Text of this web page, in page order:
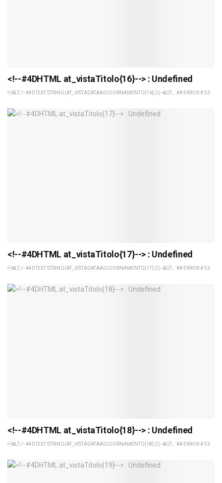
<!--#4DHTML at_vistaTitolo{16}--> : Undefined
&LT;!--#4DTEXT STRING(AT_VISTADATAAGGIORNAMENTO{16};2)--&GT; : ## ERROR # 53
<!--#4DHTML at_vistaTitolo{17}--> : Undefined
&LT;!--#4DTEXT STRING(AT_VISTADATAAGGIORNAMENTO{17};2)--&GT; : ## ERROR # 53
<!--#4DHTML at_vistaTitolo{18}--> : Undefined
&LT;!--#4DTEXT STRING(AT_VISTADATAAGGIORNAMENTO{18};2)--&GT; : ## ERROR # 53